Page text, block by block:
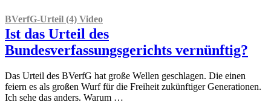
BVerfG-Urteil (4) Video
Ist das Urteil des
Bundesverfassungsgerichts vernünftig?
Das Urteil des BVerfG hat große Wellen geschlagen. Die einen
feiern es als großen Wurf für die Freiheit zukünftiger Generationen.
Ich sehe das anders. Warum …